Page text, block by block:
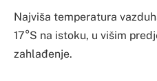
Najviša temperatura
17°S na istoku, u višim
zahlađenje.